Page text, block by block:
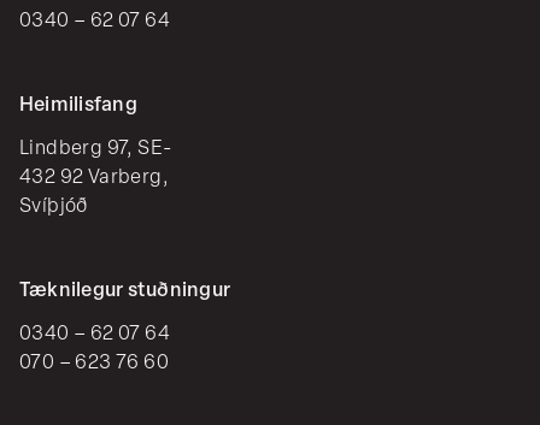
0340 – 62 07 64
Heimilisfang
Lindberg 97, SE-
432 92 Varberg,
Svíþjóð
Tæknilegur stuðningur
0340 – 62 07 64
070 – 623 76 60